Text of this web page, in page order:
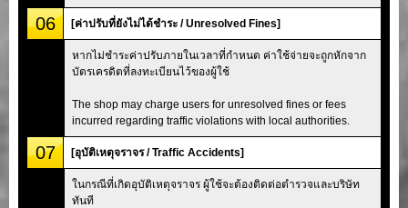
06 [ค่าปรับที่ยังไม่ได้ชำระ / Unresolved Fines]
หากไม่ชำระค่าปรับภายในเวลาที่กำหนด ค่าใช้จ่ายจะถูกหักจาก
บัตรเครดิตที่ลงทะเบียนไว้ของผู้ใช้
The shop may charge users for unresolved fines or fees
incurred regarding traffic violations with local authorities.
07 [อุบัติเหตุจราจร / Traffic Accidents]
ในกรณีที่เกิดอุบัติเหตุจราจร ผู้ใช้จะต้องติดต่อตำรวจและบริษัท
ทันที